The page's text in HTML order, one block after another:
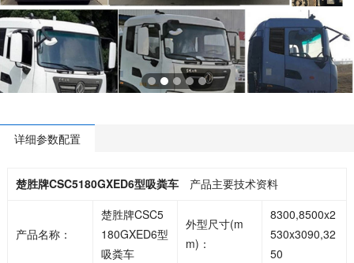
详细参数配置
楚胜牌CSC5180GXED6型吸粪车产品主要技术资料
产品名称：
楚胜牌CSC5
180GXED6型
吸粪车
外型尺寸(m
m)：
8300,8500x2
530x3090,32
50